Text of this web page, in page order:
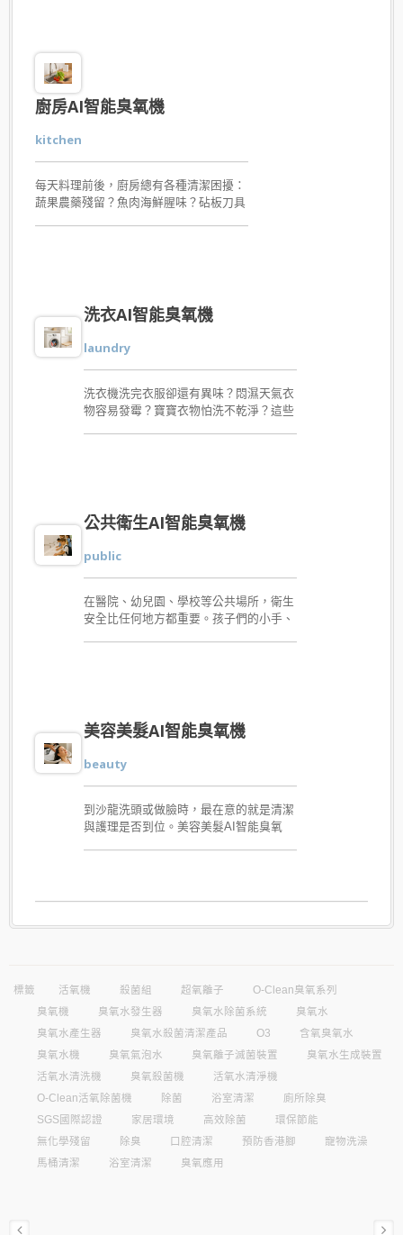
廚房AI智能臭氧機
kitchen
每天料理前後，廚房總有各種清潔困擾：
蔬果農藥殘留？魚肉海鮮腥味？砧板刀具
或搭配抽拉龍頭，都能靈活應用，滿足不
同廚房需求。減少化學清潔劑、無殘留，
經SGS檢驗安全可靠，讓你在準備食材、
清洗碗盤或日常廚房清潔時，都能安心又
洗衣AI智能臭氧機
laundry
洗衣機洗完衣服卻還有異味？悶濕天氣衣
物容易發霉？寶寶衣物怕洗不乾淨？這些
即用。免添加化學洗劑，無殘留、無刺
激，經SGS檢驗安心可靠。無論是日常衣
水都能帶來安全高效的清潔體驗，守護家
人健康。
公共衛生AI智能臭氧機
public
在醫院、幼兒園、學校等公共場所，衛生
安全比任何地方都重要。孩子們的小手、
氧感應龍頭，免手接觸即可出水，安全衛
生又便利。應用於洗手台、飲水區或清潔
孩子、病患與大眾健康。天然無殘留、經
SGS檢驗，讓公共空間消毒更智慧、更安
心。
美容美髮AI智能臭氧機
beauty
到沙龍洗頭或做臉時，最在意的就是清潔
與護理是否到位。美容美髮AI智能臭氧
護膚，能帶走毛孔髒污，讓肌膚淨透明
顧客在享受服務的同時，擁有更潔淨、更
安心的呵護。
標籤 活氧機 殺菌組 超氧離子
O-Clean臭氧系列
臭氧機
臭氧水發生器 臭氧水除菌系統
臭氧水
臭氧水產生器
臭氧水殺菌清潔產品 O3
含氧臭氧水
臭氧水機
臭氧氣泡水 臭氧離子滅菌裝置
臭氧水生成裝置
活氧水清洗機
臭氧殺菌機
活氧水清淨機
O-Clean活氧除菌機
除菌 浴室清潔
廁所除臭
SGS國際認證
家居環境 高效除菌
環保節能
無化學殘留
除臭 口腔清潔 預防香港腳
寵物洗澡
馬桶清潔
浴室清潔 臭氧應用